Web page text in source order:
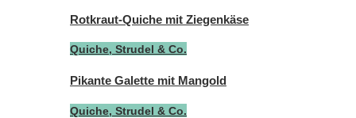
Rotkraut-Quiche mit Ziegenkäse
Quiche, Strudel & Co.
Pikante Galette mit Mangold
Quiche, Strudel & Co.